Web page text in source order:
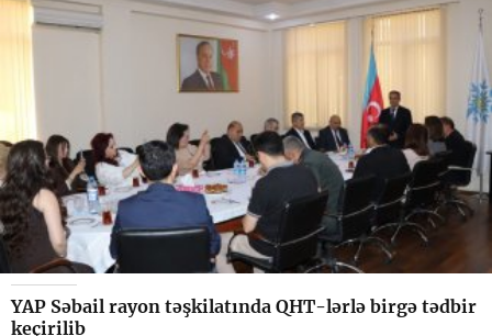
YAP Səbail rayon təşkilatında QHT-lərlə birgə tədbir
keçirilib